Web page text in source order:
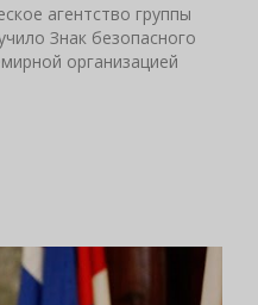
агентство группы
Знак безопасного
организацией